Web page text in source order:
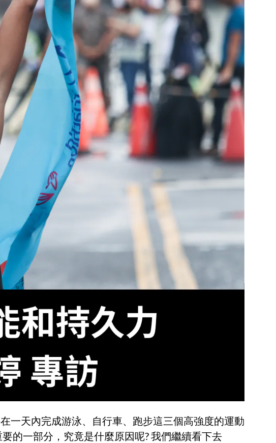
一天內完成游泳、自行車、跑步這三個高強度的運動
的一部分，究竟是什麼原因呢? 我們繼續看下去